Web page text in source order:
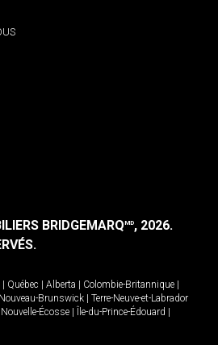
BRIDGEMARQMD, 2026.
Québec Alberta Colombie-Britannique
Nouveau-Brunswick
Terre-Neuve-et-Labrador
Nouvelle-Écosse Île-du-Prince-Édouard